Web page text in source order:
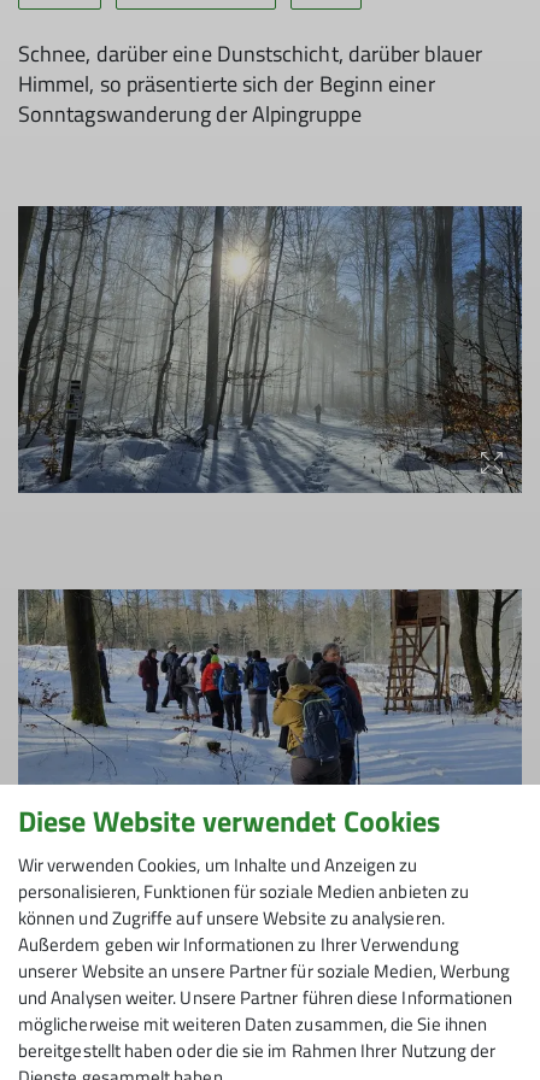
Schnee, darüber eine Dunstschicht, darüber blauer
Himmel, so präsentierte sich der Beginn einer
Sonntagswanderung der Alpingruppe
Geräumte Forstwege und Wegsuche im Wald
wechselten sich ab und eine Bachüberquerung über
wackelige Steine machte die Sache noch etwas
Diese Website verwendet Cookies
Wir verwenden Cookies, um Inhalte und Anzeigen zu
personalisieren, Funktionen für soziale Medien anbieten zu
können und Zugriffe auf unsere Website zu analysieren.
Außerdem geben wir Informationen zu Ihrer Verwendung
unserer Website an unsere Partner für soziale Medien, Werbung
und Analysen weiter. Unsere Partner führen diese Informationen
möglicherweise mit weiteren Daten zusammen, die Sie ihnen
bereitgestellt haben oder die sie im Rahmen Ihrer Nutzung der